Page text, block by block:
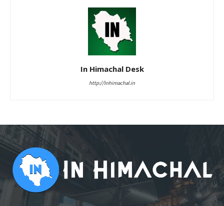
In Himachal Desk
http://Inhimachal.in